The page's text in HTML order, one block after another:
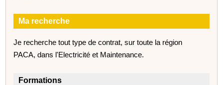
Ma recherche
Je recherche tout type de contrat, sur toute la région
PACA, dans l'Electricité et Maintenance.
Formations